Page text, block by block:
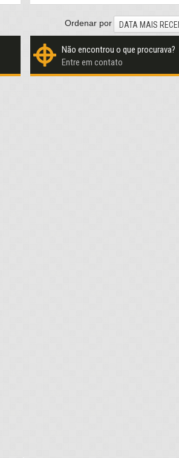
Ordenar por DATA MAIS
Não encontrou o que procurava?
Entre em contato